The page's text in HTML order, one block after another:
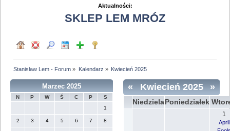
Aktualności:
SKLEP LEM MRÓZ
Stanisław Lem - Forum » Kalendarz » Kwiecień 2025
Marzec 2025
N P W Ś C P
S
1
2 3 4 5 6 7 8
« »
Kwiecień 2025
Niedziela Poniedziałek
1
April